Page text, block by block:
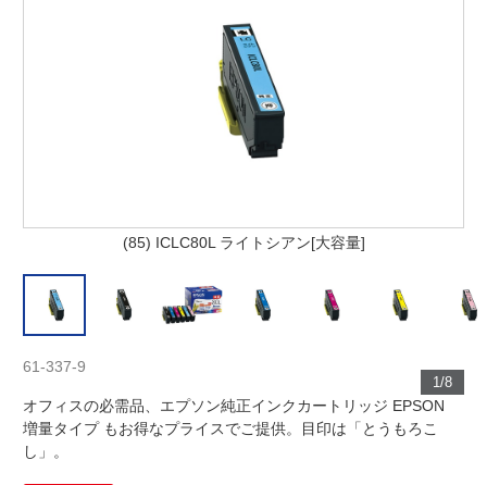
(85) ICLC80L ライトシアン[大容量]
1/8
61-337-9
オフィスの必需品、エプソン純正インクカートリッジ EPSON
増量タイプ もお得なプライスでご提供。目印は「とうもろこ
し」。